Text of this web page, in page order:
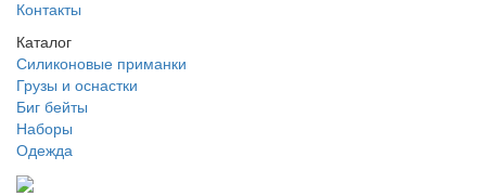
Контакты
Каталог
Силиконовые приманки
Грузы и оснастки
Биг бейты
Наборы
Одежда